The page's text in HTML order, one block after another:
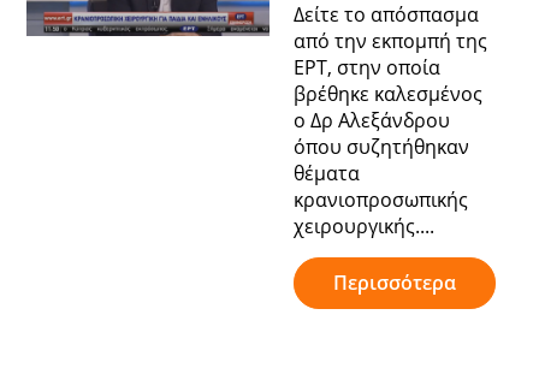
Δείτε το απόσπασμα
από την εκπομπή της
ΕΡΤ, στην οποία
βρέθηκε καλεσμένος
ο Δρ Αλεξάνδρου
όπου συζητήθηκαν
θέματα
κρανιοπροσωπικής
χειρουργικής....
Περισσότερα